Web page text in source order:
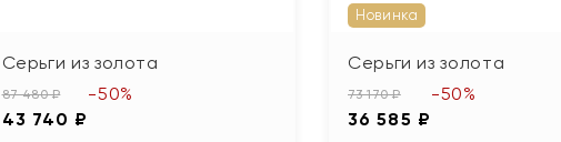
Серьги из золота
87 480 ₽
43 740 ₽
-50%
Новинка
Серьги из золота
73 170 ₽
36 585 ₽
-50%